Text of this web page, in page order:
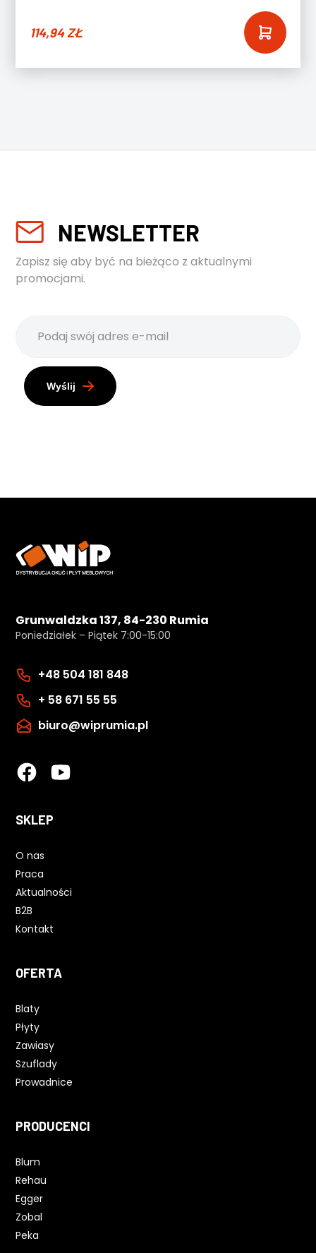
114,94ZŁ
NEWSLETTER
Zapisz się aby być na bieżąco z aktualnymi
promocjami.
Wyślij
Grunwaldzka 137, 84-230 Rumia
Poniedziałek – Piątek 7:00-15:00
+48 504 181 848
+ 58 671 55 55
biuro@wiprumia.pl
SKLEP
O nas
Praca
Aktualności
B2B
Kontakt
OFERTA
Blaty
Płyty
Zawiasy
Szuflady
Prowadnice
PRODUCENCI
Blum
Rehau
Egger
Zobal
Peka